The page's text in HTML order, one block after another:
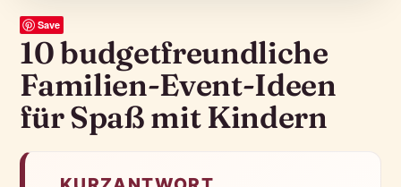
Save
10 budgetfreundliche
Familien-Event-Ideen
für Spaß mit Kindern